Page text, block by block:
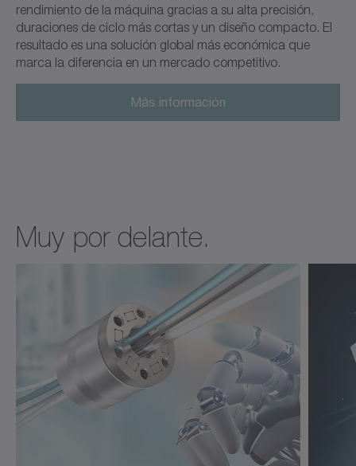
rendimiento de la máquina gracias a su alta precisión,
duraciones de ciclo más cortas y un diseño compacto. El
resultado es una solución global más económica que
marca la diferencia en un mercado competitivo.
Más información
Muy por delante.